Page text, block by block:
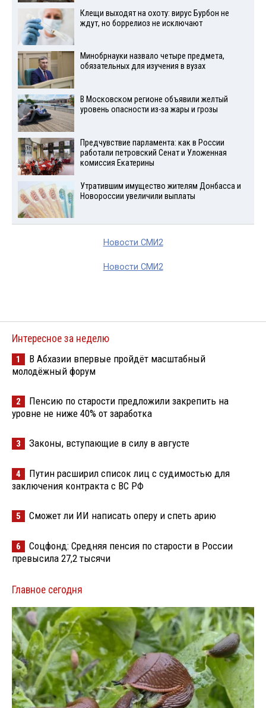
Клещи выходят на охоту: вирус Бурбон не
ждут, но боррелиоз не исключают
Минобрнауки назвало четыре предмета,
обязательных для изучения в вузах
В Московском регионе объявили желтый
уровень опасности из-за жары и грозы
Предчувствие парламента: как в России
работали петровский Сенат и Уложенная
комиссия Екатерины
Утратившим имущество жителям Донбасса и
Новороссии увеличили выплаты
Новости СМИ2
Новости СМИ2
Интересное за неделю
1
В Абхазии впервые пройдёт масштабный
молодёжный форум
2
Пенсию по старости предложили закрепить на
уровне не ниже 40% от заработка
3 Законы, вступающие в силу в августе
4
Путин расширил список лиц с судимостью для
заключения контракта с ВС РФ
5 Сможет ли ИИ написать оперу и спеть арию
6
Соцфонд: Средняя пенсия по старости в России
превысила 27,2 тысячи
Главное сегодня